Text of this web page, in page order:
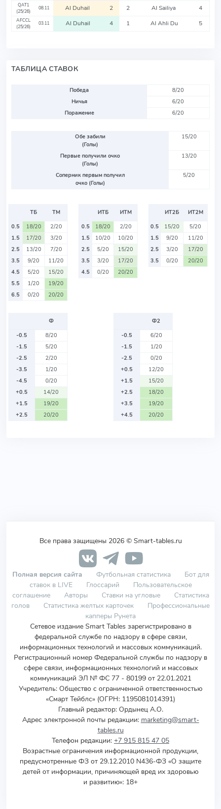
QAT1
(25/26)
08.11 Al Duhail 2 2 Al Sailiya 4
AFCCL
(25/26)
03.11 Al Duhail 4 1 Al Ahli Du 5
ТАБЛИЦА СТАВОК
Победа
8/20
Ничья
6/20
Поражение
6/20
Обе забили
(Голы)
15/20
Первые получили очко
(Голы)
13/20
Соперник первым получил
очко (Голы)
5/20
ТБ
ТМ
0.5
18/20
2/20
1.5
17/20
3/20
2.5
13/20
7/20
3.5
9/20
11/20
4.5
5/20
15/20
5.5
1/20
19/20
6.5
0/20 20/20
ИТБ
ИТМ
0.5
18/20
2/20
1.5
10/20
10/20
2.5
5/20
15/20
3.5
3/20
17/20
4.5
0/20 20/20
ИТ2Б
ИТ2М
0.5
15/20
5/20
1.5
9/20
11/20
2.5
3/20
17/20
3.5
0/20 20/20
Ф
-0.5
8/20
-1.5
5/20
-2.5
2/20
-3.5
1/20
-4.5
0/20
+0.5
14/20
+1.5
19/20
+2.5
20/20
Ф2
-0.5
6/20
-1.5
1/20
-2.5
0/20
+0.5
12/20
+1.5
15/20
+2.5
18/20
+3.5
19/20
+4.5
20/20
Все права защищены 2026 © Smart-tables.ru
Полная версия сайта Футбольная статистика
Бот для
ставок в LIVE
Глоссарий
Пользовательское
соглашение
Авторы Ставки на угловые
Статистика
голов
Статистика желтых карточек
Профессиональные
капперы Рунета
Сетевое издание Smart Tables зарегистрировано в
федеральной службе по надзору в сфере связи,
информационных технологий и массовых коммуникаций.
Регистрационный номер Федеральной службы по надзору в
сфере связи, информационных технологий и массовых
коммуникаций ЭЛ № ФС 77 - 80199 от 22.01.2021
Учредитель: Общество с ограниченной ответственностью
«Смарт Тейблс» (ОГРН: 1195081014391)
Главный редактор: Ордынец А.О.
Адрес электронной почты редакции: marketing@smart-
tables.ru
Телефон редакции: +7 915 815 47 05
Возрастные ограничения информационной продукции,
предусмотренные ФЗ от 29.12.2010 N436-ФЗ «О защите
детей от информации, причиняющей вред их здоровью
и развитию»: 18+